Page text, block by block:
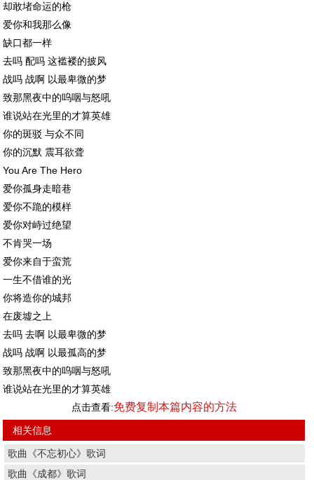
却敢堵命运的枪
爱你和我那么像
缺口都一样
去吗 配吗 这褴褛的披风
战吗 战啊 以最卑微的梦
致那黑夜中的呜咽与怒吼
谁说站在光里的才算英雄
你的斑驳 与众不同
你的沉默 震耳欲聋
You Are The Hero
爱你孤身走暗巷
爱你不跪的模样
爱你对峙过绝望
不肯哭一场
爱你来自于蛮荒
一生不借谁的光
你将造你的城邦
在废墟之上
去吗 去啊 以最卑微的梦
战吗 战啊 以最孤高的梦
致那黑夜中的呜咽与怒吼
谁说站在光里的才算英雄
点击查看:免费复制本篇内容的方法
相关信息
歌曲《不忘初心》歌词
歌曲《成都》歌词